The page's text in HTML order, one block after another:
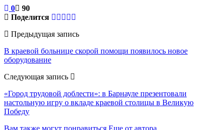
0
90
Поделится
Предыдущая запись
В краевой больнице скорой помощи появилось новое
оборудование
Следующая запись
«Город трудовой доблести»: в Барнауле презентовали
настольную игру о вкладе краевой столицы в Великую
Победу
Вам также могут понравиться Еще от автора